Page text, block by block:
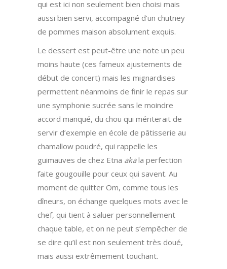
qui est ici non seulement bien choisi mais
aussi bien servi, accompagné d’un chutney
de pommes maison absolument exquis.
Le dessert est peut-être une note un peu
moins haute (ces fameux ajustements de
début de concert) mais les mignardises
permettent néanmoins de finir le repas sur
une symphonie sucrée sans le moindre
accord manqué, du chou qui mériterait de
servir d’exemple en école de pâtisserie au
chamallow poudré, qui rappelle les
guimauves de chez Etna akala perfection
faite gougouille pour ceux qui savent. Au
moment de quitter Om, comme tous les
dîneurs, on échange quelques mots avec le
chef, qui tient à saluer personnellement
chaque table, et on ne peut s’empêcher de
se dire qu’il est non seulement très doué,
mais aussi extrêmement touchant.